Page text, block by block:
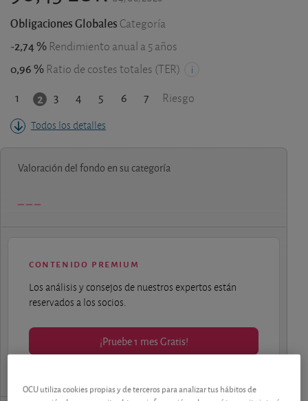
Obligaciones Globales Categoría
-2,74 % Rendimiento anual a 5 años
0,96 % Ratio de costes totales (TER)
1 2 3 4 5 6 7 Riesgo
Todos los detalles
Valoración del fondo en su categoría
contenido premium
Los análisis y consejos de nuestros expertos están
reservados a los socios.
¡Pruebe 1 mes Gratis!
OCU utiliza cookies propias y de terceros para analizar tus hábitos de